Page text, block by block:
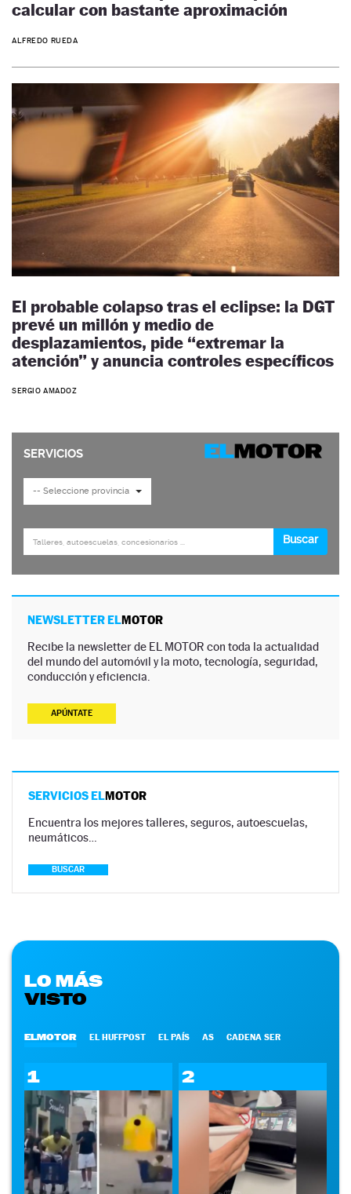
calcular con bastante aproximación
ALFREDO RUEDA
El probable colapso tras el eclipse: la DGT
prevé un millón y medio de
desplazamientos, pide “extremar la
atención” y anuncia controles específicos
SERGIO AMADOZ
NEWSLETTER ELMOTOR
Recibe la newsletter de EL MOTOR con toda la actualidad
del mundo del automóvil y la moto, tecnología, seguridad,
conducción y eficiencia.
APÚNTATE
SERVICIOS ELMOTOR
Encuentra los mejores talleres, seguros, autoescuelas,
neumáticos…
BUSCAR
LO MÁS
VISTO
ELMOTOR EL HUFFPOST EL PAÍS AS CADENA SER
1 2